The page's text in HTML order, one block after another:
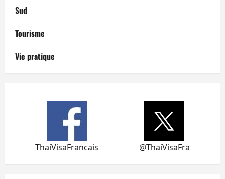
Sud
Tourisme
Vie pratique
ThaiVisaFrancais @ThaiVisaFra